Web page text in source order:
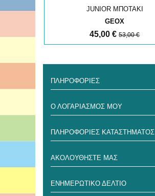
JUNIOR ΜΠΟΤΑΚΙ
GEOX
45,00 € 53,00 €
ΠΛΗΡΟΦΟΡΊΕΣ
Ο ΛΟΓΑΡΙΑΣΜΌΣ ΜΟΥ
ΠΛΗΡΟΦΟΡΊΕΣ ΚΑΤΑΣΤΉΜΑΤΟΣ
ΑΚΟΛΟΥΘΉΣΤΕ ΜΑΣ
ΕΝΗΜΕΡΩΤΙΚΌ ΔΕΛΤΊΟ